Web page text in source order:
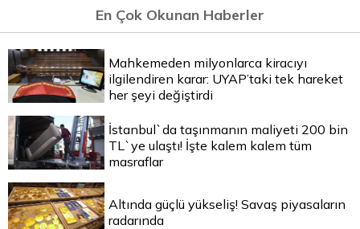
En Çok Okunan Haberler
Mahkemeden milyonlarca kiracıyı
ilgilendiren karar: UYAP’taki tek hareket
her şeyi değiştirdi
İstanbul`da taşınmanın maliyeti 200 bin
TL`ye ulaştı! İşte kalem kalem tüm
masraflar
Altında güçlü yükseliş! Savaş piyasaların
radarında